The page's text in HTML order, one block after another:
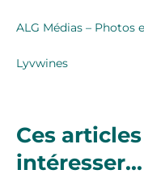
ALG Médias – Photos
Lyvwines
Ces
intéresser...